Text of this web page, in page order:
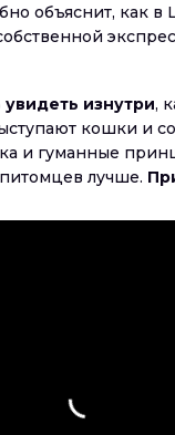
объяснит, как в
изнутри,
кошки и
и гуманные
лучше.